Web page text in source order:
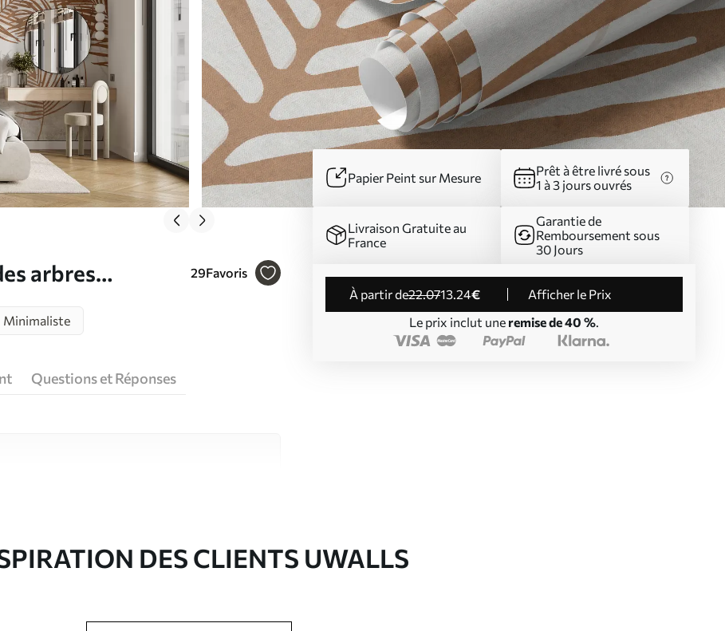
arbres
29Favoris
Papier Peint sur Mesure
Prêt à être livré sous
1 à 3 jours ouvrés
Livraison Gratuite au
France
Garantie de
Remboursement sous
30 Jours
à partir de22.0713.24€
Afficher le Prix
Le prix inclut une remise de 40 %.
Minimaliste
Questions et Réponses
DES CLIENTS UWALLS